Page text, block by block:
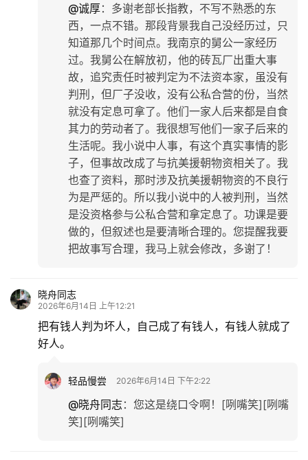
@诚厚： 多谢老部长指教，不写不熟悉的东
西，一点不错。那段背景我自己没经历过，只
知道那几个时间点。我南京的舅公一家经历
过。我舅公在解放初，他的砖瓦厂出重大事
故，追究责任时被判定为不法资本家，虽没有
判刑，但厂子没收，没有公私合营的份，当然
就没有定息可拿了。他们一家人后来都是自食
其力的劳动者了。我很想写他们一家子后来的
生活呢。我小说中人事，有这个真实事情的影
子，但事故改成了与抗美援朝物资相关了。我
也查了资料，那时涉及抗美援朝物资的不良行
为是严惩的。所以我小说中的人被判刑，当然
是没资格参与公私合营和拿定息了。功课是要
做的，但叙述也是要清晰合理的。您提醒我要
把故事写合理，我马上就会修改，多谢了！
晓舟同志
2026年6月14日 上午12:21
把有钱人判为坏人，自己成了有钱人，有钱人就成了
好人。
轻品慢尝 2026年6月14日 下午2:22
@晓舟同志： 您这是绕口令啊！[咧嘴笑][咧嘴
笑][咧嘴笑]